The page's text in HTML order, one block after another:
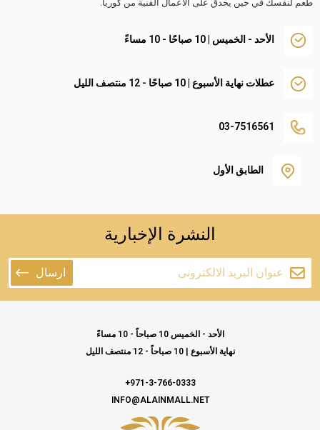
طعم لنفسك في حين يحدق على الأعمال الفنية من كوريا.
الأحد - الخميس | 10 صباحًا - 10 مساءً
عطلات نهاية الأسبوع | 10 صباحًا - 12 منتصف الليل
الطابق الأول
النشرة الإخبارية
ارسال
الأحد - الخميس 10 صباحاً - 10 مساءً
نهاية الأسبوع | 10 صباحاً - 12 منتصف الليل
971-3-766-0333+
INFO@ALAINMALL.NET